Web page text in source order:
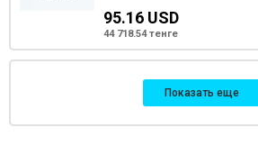
95.16 USD
44 718.54 тенге
Показать еще